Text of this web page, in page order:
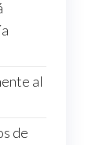
al
de